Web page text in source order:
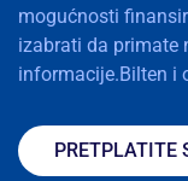
mogućnosti
izabrati da primate
informacije.Bilten i
PRETPLATITE